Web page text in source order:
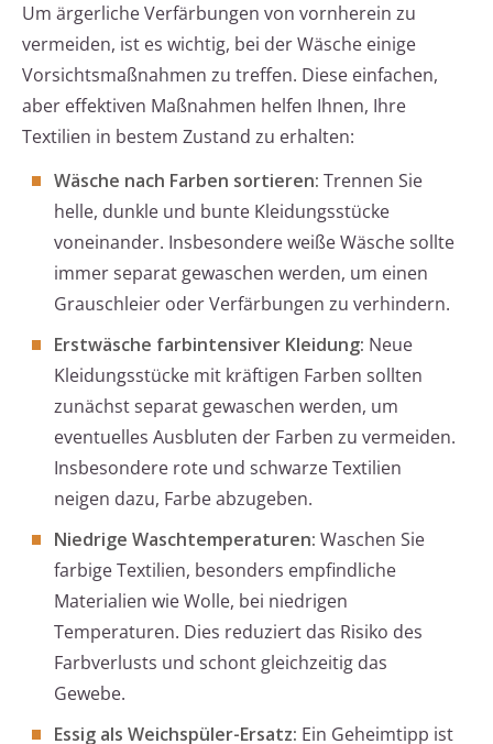
Um ärgerliche Verfärbungen von vornherein zu
vermeiden, ist es wichtig, bei der Wäsche einige
Vorsichtsmaßnahmen zu treffen. Diese einfachen,
aber effektiven Maßnahmen helfen Ihnen, Ihre
Textilien in bestem Zustand zu erhalten:
Wäsche nach Farben sortieren: Trennen Sie
helle, dunkle und bunte Kleidungsstücke
voneinander. Insbesondere weiße Wäsche sollte
immer separat gewaschen werden, um einen
Grauschleier oder Verfärbungen zu verhindern.
Erstwäsche farbintensiver Kleidung: Neue
Kleidungsstücke mit kräftigen Farben sollten
zunächst separat gewaschen werden, um
eventuelles Ausbluten der Farben zu vermeiden.
Insbesondere rote und schwarze Textilien
neigen dazu, Farbe abzugeben.
Niedrige Waschtemperaturen: Waschen Sie
farbige Textilien, besonders empfindliche
Materialien wie Wolle, bei niedrigen
Temperaturen. Dies reduziert das Risiko des
Farbverlusts und schont gleichzeitig das
Gewebe.
Essig als Weichspüler-Ersatz: Ein Geheimtipp ist